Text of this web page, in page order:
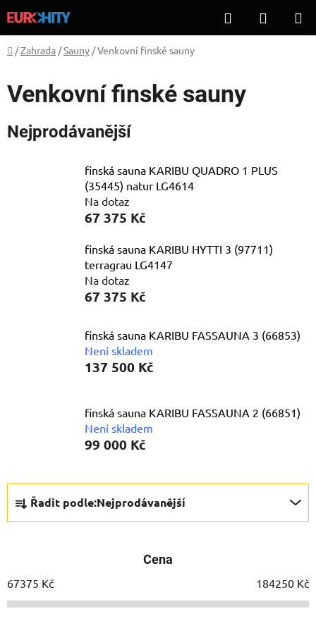
na
obsah
Hledat
KOŠÍK
Domů
/Zahrada /Sauny /Venkovní finské sauny
Venkovní finské sauny
Nejprodávanější
finská sauna KARIBU QUADRO 1 PLUS
(35445) natur LG4614
Na dotaz
67 375 Kč
finská sauna KARIBU HYTTI 3 (97711)
terragrau LG4147
Na dotaz
67 375 Kč
finská sauna KARIBU FASSAUNA 3 (66853)
Není skladem
137 500 Kč
finská sauna KARIBU FASSAUNA 2 (66851)
Není skladem
99 000 Kč
í
p
Řadit podle:Nejprodávanější
Cena
67375 Kč 184250 Kč